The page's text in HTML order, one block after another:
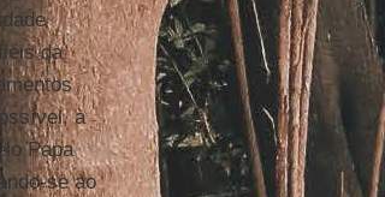
da
à
Papa
se ao